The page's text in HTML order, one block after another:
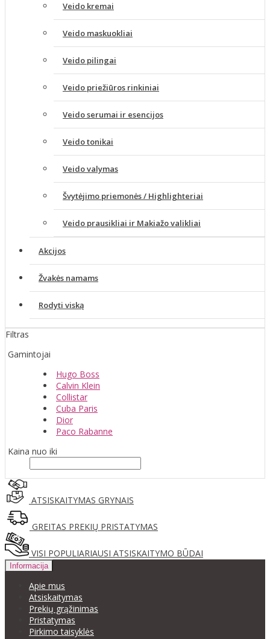
Veido kremai
Veido maskuokliai
Veido pilingai
Veido priežiūros rinkiniai
Veido serumai ir esencijos
Veido tonikai
Veido valymas
Švytėjimo priemonės / Highlighteriai
Veido prausikliai ir Makiažo valikliai
Akcijos
Žvakės namams
Rodyti viską
Filtras
Gamintojai
Hugo Boss
Calvin Klein
Collistar
Cuba Paris
Dior
Paco Rabanne
Kaina nuo iki
ATSISKAITYMAS GRYNAIS
GREITAS PREKIŲ PRISTATYMAS
VISI POPULIARIAUSI ATSISKAITYMO BŪDAI
Informacija
Apie mus
Atsiskaitymas
Prekių grąžinimas
Pristatymas
Pirkimo taisyklės